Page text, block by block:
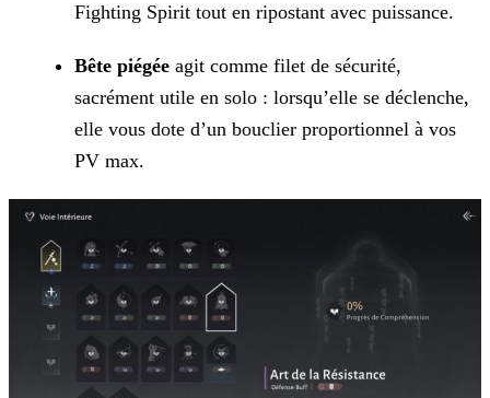
Fighting Spirit tout en ripostant avec puissance.
Bête piégée agit comme filet de sécurité,
sacrément utile en solo : lorsqu’elle se déclenche,
elle vous dote d’un bouclier proportionnel à vos
PV max.